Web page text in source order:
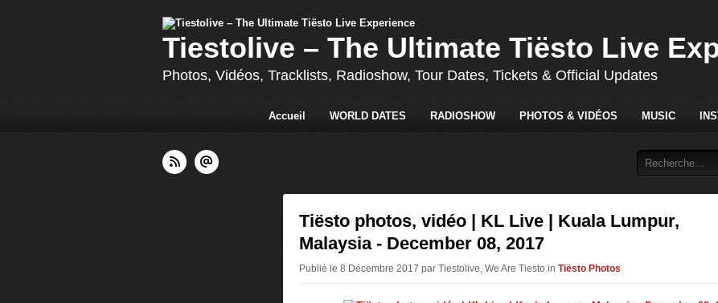
Tiestolive – The Ultimate Tiësto Live
Photos, Vidéos, Tracklists, Radioshow, Tour Dates, Tickets & Official Updates
Accueil WORLD DATES RADIOSHOW PHOTOS & VIDÉOS MUSIC
Tiësto photos, vidéo | KL Live | Kuala Lumpur,
Malaysia - December 08, 2017
Publié le 8 Décembre 2017 par Tiestolive, We Are Tiesto in Tiësto Photos